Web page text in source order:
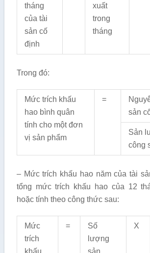
tháng
của tài
sản cố
định
xuất
trong
tháng
Trong đó:
Mức trích khấu
hao bình quân
tính cho một đơn
vị sản phẩm
=
sản
Sản
công
– Mức trích khấu hao năm của tài
tổng mức trích khấu hao của 12
hoặc tính theo công thức sau:
Mức
trích
khấu
=
Số
lượng
sản
X